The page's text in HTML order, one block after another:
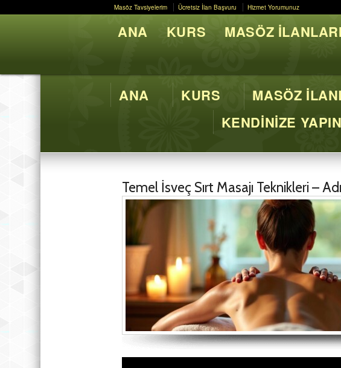
Masöz Tavsiyelerim Ücretsiz İlan Başvuru Hizmet Yorumunuz
Butik Masaj
ANA KURS MASÖZ
KENDİNİZE YAPIN
Temel İsveç Sırt Masajı Teknikleri –
Masöz Tavsiyelerim Ücretsiz İlan Başvuru Hizmet Yorumunuz
ANA KURS MASÖZ İLANLARI